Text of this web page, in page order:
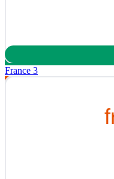
France 3